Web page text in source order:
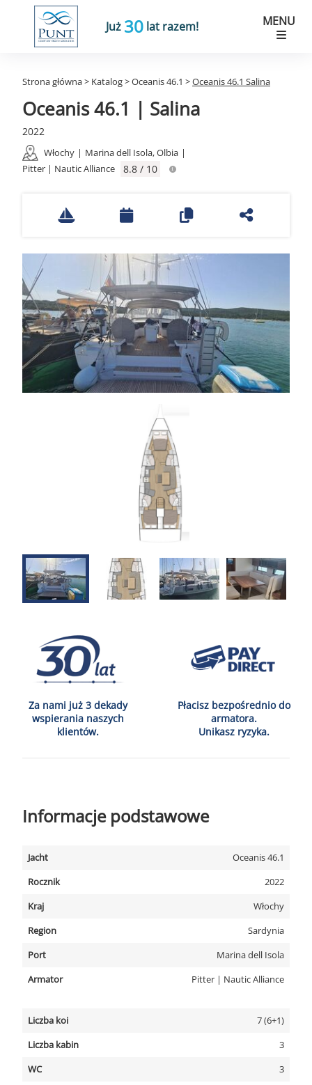
Już 30 lat razem! MENU
Strona główna> Katalog>Oceanis 46.1 >Oceanis 46.1 Salina
Oceanis 46.1 | Salina
2022
Włochy | Marina dell Isola, Olbia |
Pitter | Nautic Alliance
8.8 / 10
Za nami już 3 dekady
wspierania naszych
klientów.
Płacisz bezpośrednio do
armatora.
Unikasz ryzyka.
Informacje podstawowe
Jacht
Oceanis 46.1
Rocznik
2022
Kraj
Włochy
Region
Sardynia
Port
Marina dell Isola
Armator
Pitter | Nautic Alliance
Liczba koi
7 (6+1)
Liczba kabin
3
WC
3